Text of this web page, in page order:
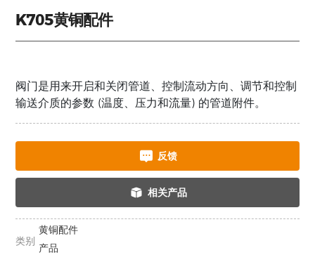
K705黄铜配件
阀门是用来开启和关闭管道、控制流动方向、调节和控制
输送介质的参数 (温度、压力和流量) 的管道附件。
反馈
相关产品
类别
黄铜配件
产品